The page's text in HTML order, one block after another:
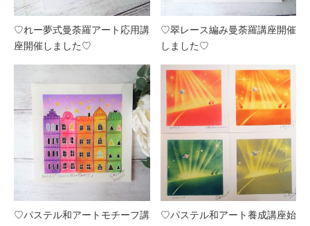
♡れー夢式曼荼羅アート応用講
座開催しました♡
♡翠レース編み曼荼羅講座開催
しました♡
♡パステル和アートモチーフ講
♡パステル和アート養成講座始